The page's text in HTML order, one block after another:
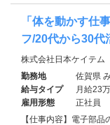
「体を動かす仕
フ/20代から30代
株式会社日本ケイテム
勤務地
佐賀県
給与タイプ
月給23
雇用形態
正社員
【仕事内容】電子部